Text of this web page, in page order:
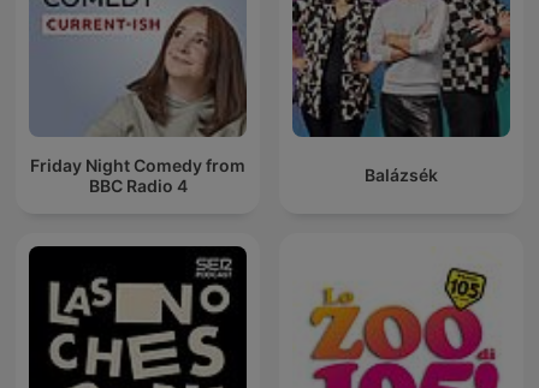
Friday Night Comedy from
BBC Radio 4
Balázsék